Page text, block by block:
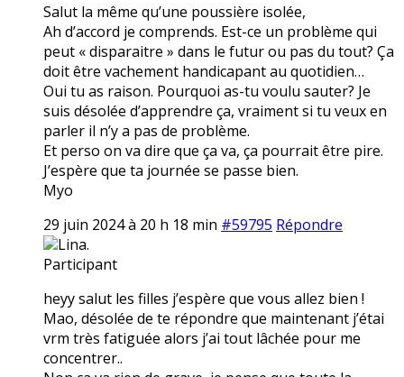
Salut la même qu’une poussière isolée,
Ah d’accord je comprends. Est-ce un problème qui
peut « disparaitre » dans le futur ou pas du tout? Ça
doit être vachement handicapant au quotidien…
Oui tu as raison. Pourquoi as-tu voulu sauter? Je
suis désolée d’apprendre ça, vraiment si tu veux en
parler il n’y a pas de problème.
Et perso on va dire que ça va, ça pourrait être pire.
J’espère que ta journée se passe bien.
Myo
29 juin 2024 à 20 h 18 min #59795 Répondre
Lina.
Participant
heyy salut les filles j’espère que vous allez bien !
Mao, désolée de te répondre que maintenant j’étai
vrm très fatiguée alors j’ai tout lâchée pour me
concentrer..